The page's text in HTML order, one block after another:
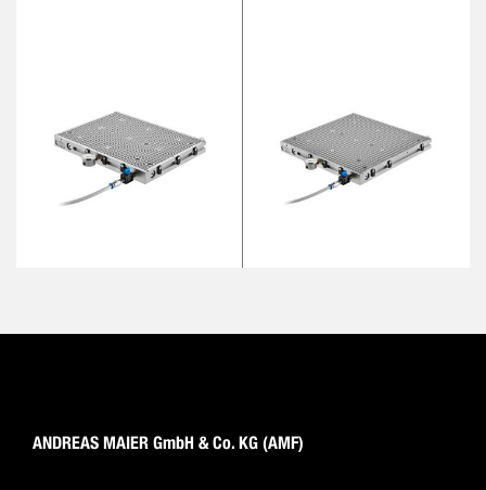
ANDREAS MAIER GmbH & Co. KG (AMF)